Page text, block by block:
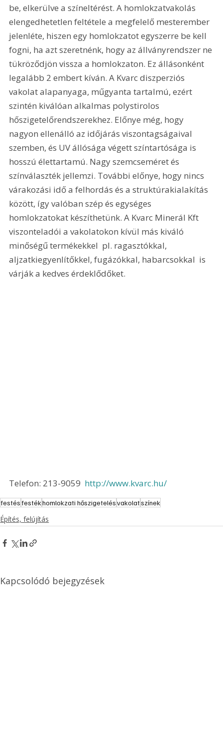
be, elkerülve a színeltérést. A homlokzatvakolás
elengedhetetlen feltétele a megfelelő mesterember
jelenléte, hiszen egy homlokzatot egyszerre be kell
fogni, ha azt szeretnénk, hogy az állványrendszer ne
tükröződjön vissza a homlokzaton. Ez állásonként
legalább 2 embert kíván. A Kvarc diszperziós
vakolat alapanyaga, műgyanta tartalmú, ezért
szintén kiválóan alkalmas polystirolos
hőszigetelőrendszerekhez. Előnye még, hogy
nagyon ellenálló az időjárás viszontagságaival
szemben, és UV állósága végett színtartósága is
hosszú élettartamú. Nagy szemcseméret és
színválaszték jellemzi. További előnye, hogy nincs
várakozási idő a felhordás és a struktúrakialakítás
között, így valóban szép és egységes
homlokzatokat készíthetünk. A Kvarc Minerál Kft
viszonteladói a vakolatokon kívül más kiváló
minőségű termékekkel  pl. ragasztókkal,
aljzatkiegyenlítőkkel, fugázókkal, habarcsokkal  is
várják a kedves érdeklődőket.
Telefon: 213-9059  http://www.kvarc.hu/
festésfestékhomlokzati hőszigetelésvakolatszínek
Építés, felújítás
Kapcsolódó bejegyzések